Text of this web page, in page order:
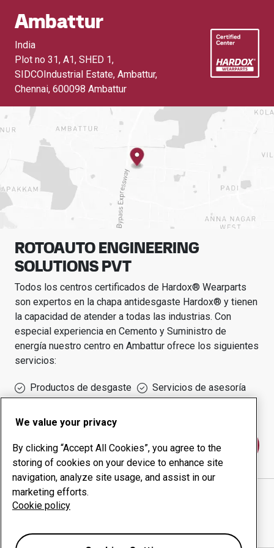
Ambattur
India
Plot no 31, A1, SHED 1,
SIDCOIndustrial Estate, Ambattur,
Chennai, 600098 Ambattur
ROTOAUTO ENGINEERING
SOLUTIONS PVT
Todos los centros certificados de Hardox® Wearparts
son expertos en la chapa antidesgaste Hardox® y tienen
la capacidad de atender a todas las industrias. Con
especial experiencia en Cemento y Suministro de
energía nuestro centro en Ambattur ofrece los siguientes
servicios:
Productos de desgaste
Servicios de asesoría
Póngase en contacto con nosotros
ROTOAUTO ENGINEERING SOLUTIONS PVT
web
We value your privacy
By clicking “Accept All Cookies”, you agree to the
storing of cookies on your device to enhance site
navigation, analyze site usage, and assist in our
marketing efforts.
Cookie policy